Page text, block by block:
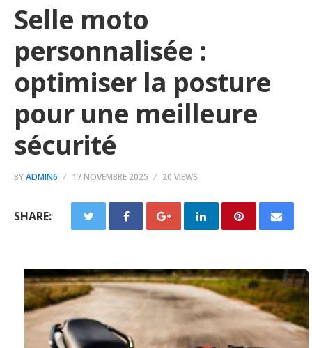
Selle moto
personnalisée :
optimiser la posture
pour une meilleure
sécurité
BYADMIN6 17 NOVEMBRE 2025 20 VIEWS
SHARE: